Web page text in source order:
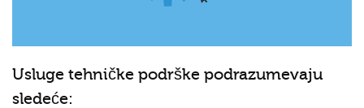
Usluge tehničke podrške podrazumevaju
sledeće: